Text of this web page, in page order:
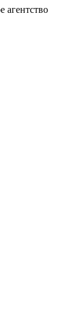
агентство